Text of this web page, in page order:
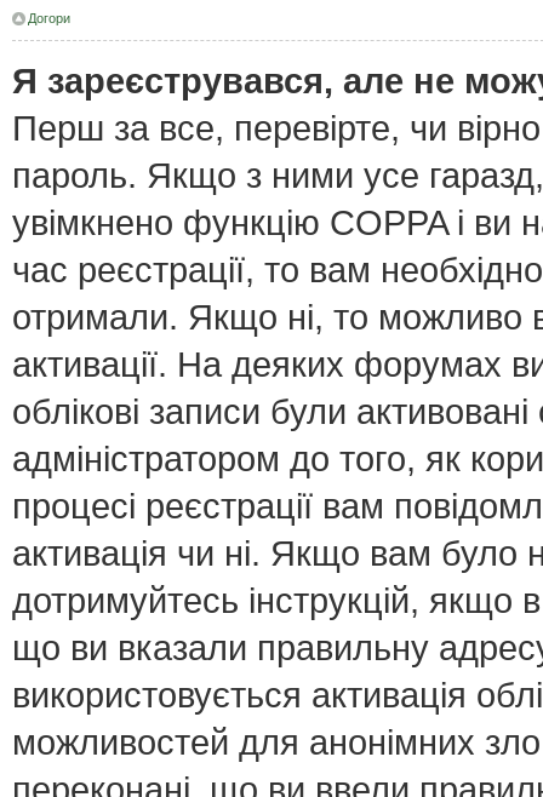
Догори
Я зареєструвався, але не
Перш за все, перевірте, чи
пароль. Якщо з ними усе
увімкнено функцію COPPA і ви
час реєстрації, то вам
отримали. Якщо ні, то можливо
активації. На деяких форумах
облікові записи були
адміністратором до того, як
процесі реєстрації вам
активація чи ні. Якщо вам
дотримуйтесь інструкцій,
що ви вказали правильну
використовується активація
можливостей для анонімних